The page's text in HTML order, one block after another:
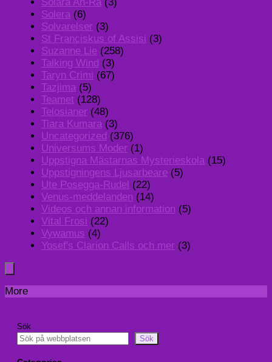
Solera (6)
Solvarelser (3)
St Franciskus of Assisi (3)
Suzanne Lie (258)
Talking Wind (3)
Taryn Crimi (67)
Tazjima (5)
Teamet (128)
Telosianer (48)
Tiara Kumara (3)
Uncategorized (376)
Universums Moder (1)
Uppstigna Mästarnas Mysterieskola (15)
Uppstigningens Ljusarbeare (5)
Ute Posegga-Rudel (22)
Venus-meddelanden (14)
Videos och annan information (5)
Vital Frosi (22)
Vywamus (4)
Yosef's Clarion Calls och mer (3)
More
Sök
Sök